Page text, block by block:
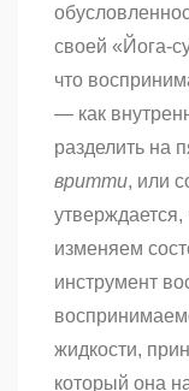
своей «Йога-
что
— как
разделить на
вритти, или
изменяем
инструмент
жидкости,
который она